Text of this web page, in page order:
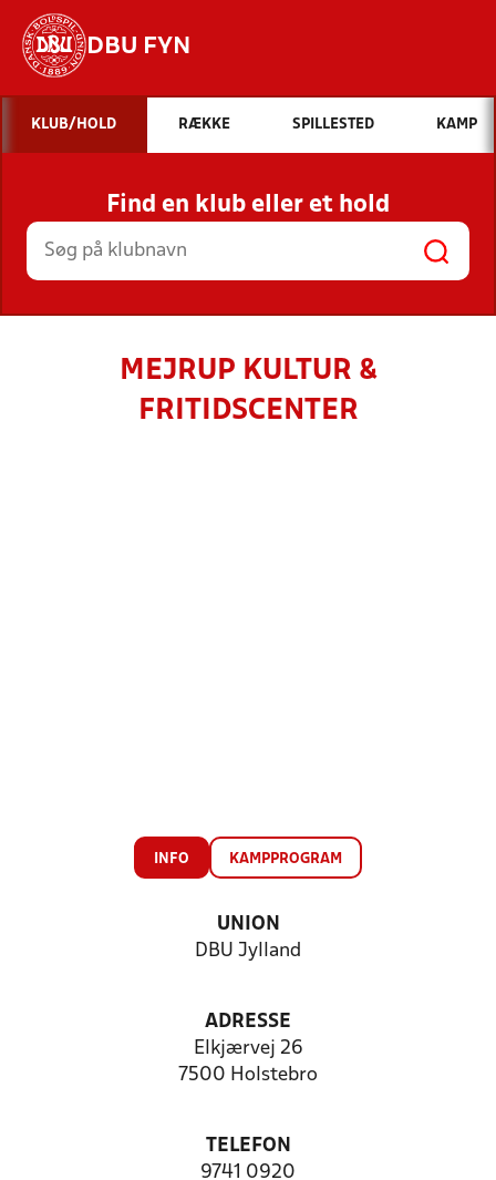
DBU FYN
Hvad vil du søge efter?
INDHOLD OG NYHEDER
STILLINGER, RESULTATER, KLUBBER OG
HOLD
KLUB/HOLD RÆKKE SPILLESTED KAMP
Find en klub eller et hold
MEJRUP KULTUR &
FRITIDSCENTER
INFO KAMPPROGRAM
UNION
DBU Jylland
ADRESSE
Elkjærvej 26
7500 Holstebro
TELEFON
9741 0920